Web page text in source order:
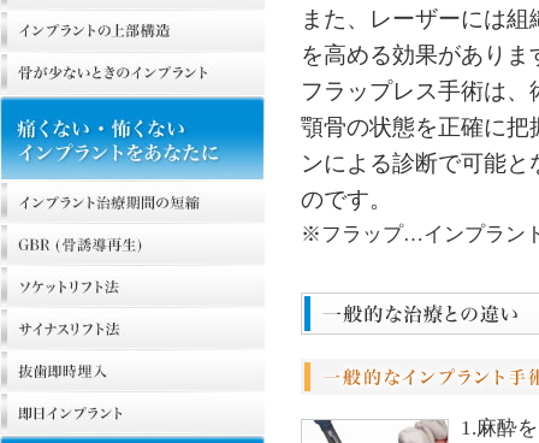
また、レーザーには
を高める効果がありま
フラップレス手術は
顎骨の状態を正確に把
ンによる診断で可能
のです。
※フラップ…インプラン
1.麻酔